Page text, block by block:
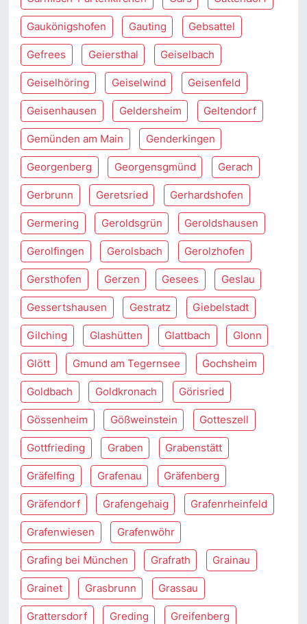
Gaukönigshofen Gauting Gebsattel
Gefrees Geiersthal Geiselbach
Geiselhöring Geiselwind Geisenfeld
Geisenhausen Geldersheim Geltendorf
Gemünden am Main Genderkingen
Georgenberg Georgensgmünd Gerach
Gerbrunn Geretsried Gerhardshofen
Germering Geroldsgrün Geroldshausen
Gerolfingen Gerolsbach Gerolzhofen
Gersthofen Gerzen Gesees Geslau
Gessertshausen Gestratz Giebelstadt
Gilching Glashütten Glattbach Glonn
Glött Gmund am Tegernsee Gochsheim
Goldbach Goldkronach Görisried
Gössenheim Gößweinstein Gotteszell
Gottfrieding Graben Grabenstätt
Gräfelfing Grafenau Gräfenberg
Gräfendorf Grafengehaig Grafenrheinfeld
Grafenwiesen Grafenwöhr
Grafing bei München Grafrath Grainau
Grainet Grasbrunn Grassau
Grattersdorf Greding Greifenberg